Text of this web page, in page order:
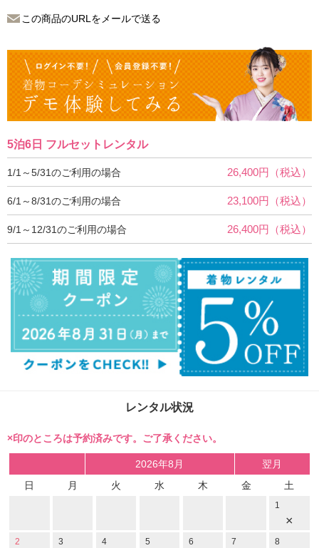
この商品のURLをメールで送る
5泊6日 フルセットレンタル
1/1～5/31のご利用の場合 26,400円（税込）
6/1～8/31のご利用の場合 23,100円（税込）
9/1～12/31のご利用の場合 26,400円（税込）
レンタル状況
×印のところは予約済みです。ご了承ください。
2026年8月
翌月
日
月 火 水 木 金 土
1
×
2 3 4 5 6 7 8